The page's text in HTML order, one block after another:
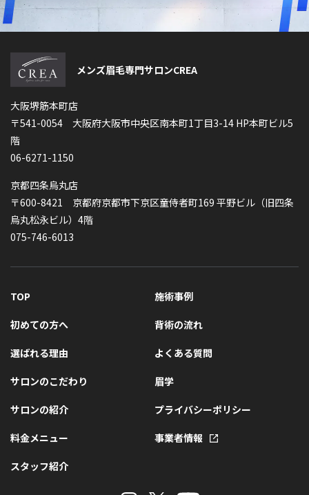
メンズ眉毛専門サロンCREA
大阪堺筋本町店
〒541-0054 大阪府大阪市中央区南本町1丁目3-14 HP本町ビル5
階
06-6271-1150
京都四条烏丸店
〒600-8421 京都府京都市下京区童侍者町169 平野ビル（旧四条
烏丸松永ビル）4階
075-746-6013
TOP
初めての方へ
選ばれる理由
サロンのこだわり
サロンの紹介
料金メニュー
スタッフ紹介
施術事例
背術の流れ
よくある質問
眉学
プライバシーポリシー
事業者情報